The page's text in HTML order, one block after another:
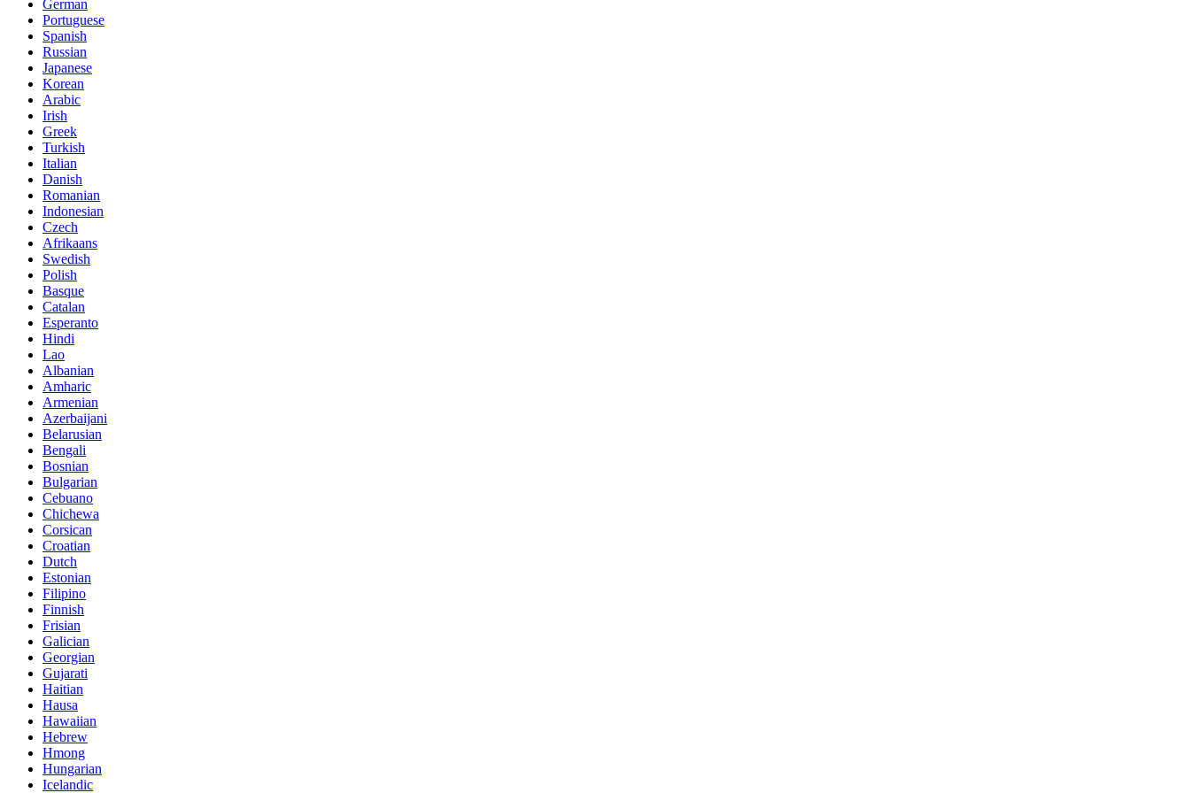
German
Portuguese
Spanish
Russian
Japanese
Korean
Arabic
Irish
Greek
Turkish
Italian
Danish
Romanian
Indonesian
Czech
Afrikaans
Swedish
Polish
Basque
Catalan
Esperanto
Hindi
Lao
Albanian
Amharic
Armenian
Azerbaijani
Belarusian
Bengali
Bosnian
Bulgarian
Cebuano
Chichewa
Corsican
Croatian
Dutch
Estonian
Filipino
Finnish
Frisian
Galician
Georgian
Gujarati
Haitian
Hausa
Hawaiian
Hebrew
Hmong
Hungarian
Icelandic